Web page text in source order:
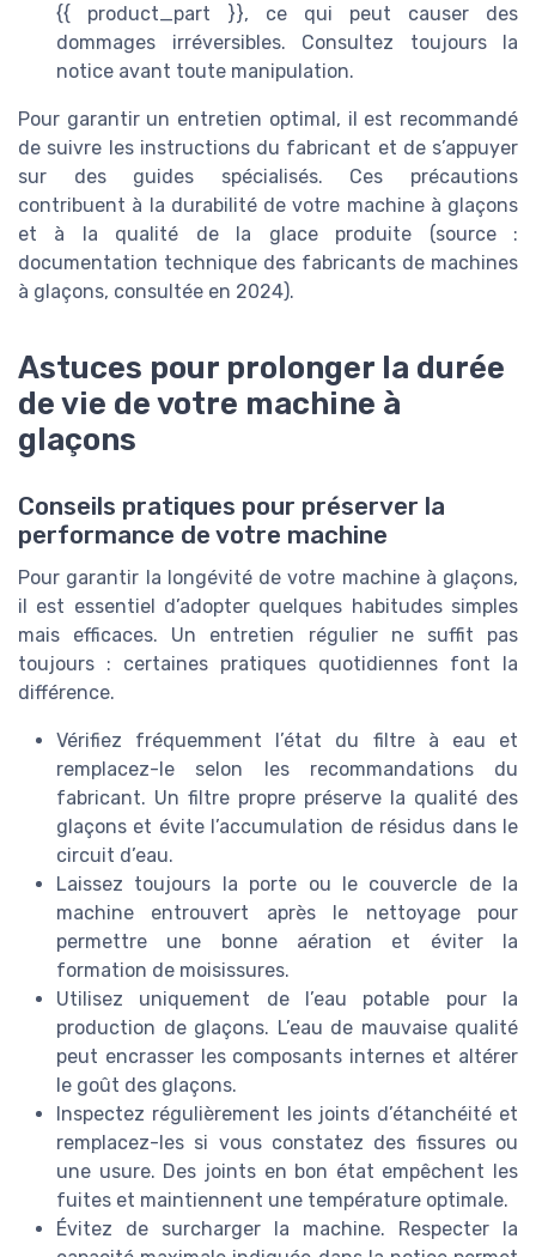
{{ product_part }}, ce qui peut causer des
dommages irréversibles. Consultez toujours la
notice avant toute manipulation.
Pour garantir un entretien optimal, il est recommandé
de suivre les instructions du fabricant et de s’appuyer
sur des guides spécialisés. Ces précautions
contribuent à la durabilité de votre machine à glaçons
et à la qualité de la glace produite (source :
documentation technique des fabricants de machines
à glaçons, consultée en 2024).
Astuces pour prolonger la durée
de vie de votre machine à
glaçons
Conseils pratiques pour préserver la
performance de votre machine
Pour garantir la longévité de votre machine à glaçons,
il est essentiel d’adopter quelques habitudes simples
mais efficaces. Un entretien régulier ne suffit pas
toujours : certaines pratiques quotidiennes font la
différence.
Vérifiez fréquemment l’état du filtre à eau et
remplacez-le selon les recommandations du
fabricant. Un filtre propre préserve la qualité des
glaçons et évite l’accumulation de résidus dans le
circuit d’eau.
Laissez toujours la porte ou le couvercle de la
machine entrouvert après le nettoyage pour
permettre une bonne aération et éviter la
formation de moisissures.
Utilisez uniquement de l’eau potable pour la
production de glaçons. L’eau de mauvaise qualité
peut encrasser les composants internes et altérer
le goût des glaçons.
Inspectez régulièrement les joints d’étanchéité et
remplacez-les si vous constatez des fissures ou
une usure. Des joints en bon état empêchent les
fuites et maintiennent une température optimale.
Évitez de surcharger la machine. Respecter la